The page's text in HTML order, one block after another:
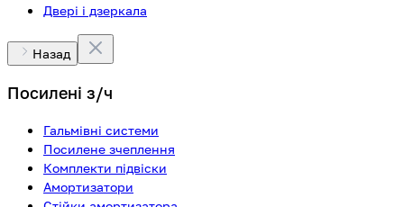
Двері і дзеркала
Назад
Посилені з/ч
Гальмівні системи
Посилене зчеплення
Комплекти підвіски
Амортизатори